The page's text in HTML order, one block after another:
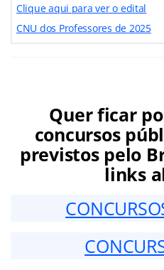
Clique aqui para ver o edital
CNU dos Professores de 2025
Quer ficar
concursos
previstos pelo
links